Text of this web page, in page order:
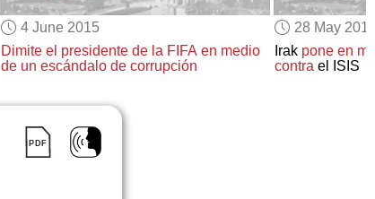
GIFT CARDS
OTHER LANGUAGES
ABOUT US
4 June 2015
Dimite el presidente de la FIFA en medio
de un escándalo de corrupción
28 May
Irak pone en
contra el ISIS